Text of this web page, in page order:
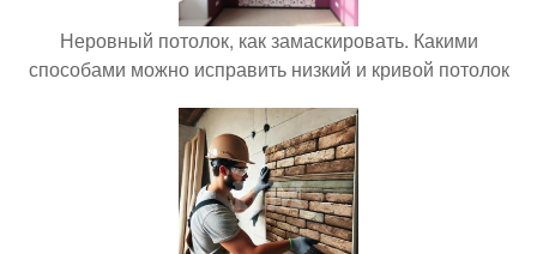
Неровный потолок, как замаскировать. Какими
способами можно исправить низкий и кривой потолок